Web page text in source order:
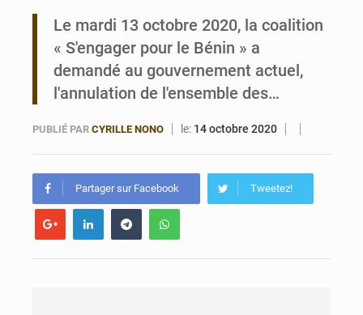
Le mardi 13 octobre 2020, la coalition
« S'engager pour le Bénin » a
demandé au gouvernement actuel,
l'annulation de l'ensemble des…
PUBLIÉ PAR CYRILLE NONO le: 14 octobre 2020
Partager sur Facebook Tweetez!